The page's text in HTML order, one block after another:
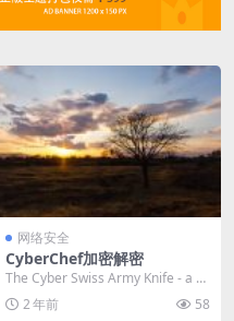
网络安全
CyberChef加密解密
The Cyber Swiss Army Knife - a w
eb app f...
2 年前 58